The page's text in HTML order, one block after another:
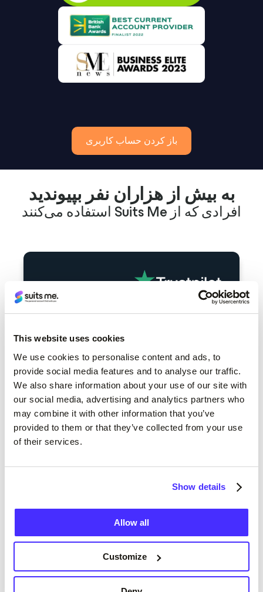
This website uses cookies
We use cookies to personalise content and ads, to
provide social media features and to analyse our traffic.
We also share information about your use of our site with
our social media, advertising and analytics partners who
may combine it with other information that you’ve
provided to them or that they’ve collected from your use
of their services.
Show details
Allow all
Customize
باز کردن حساب کاربری
به بیش از هزاران نفر بپیوندید
افرادی که از Suits Me استفاده می‌کنند
خدمات Suits Me باورنکردنی است، هم
هستند، از حمایت و کمک بزرگ شما
متشکرم!
جین، مشتری Suits Me
باز کردن حساب کاربری